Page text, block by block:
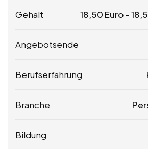
Gehalt 18,50 Euro -
Angebotsende
Berufserfahrung
Branche
Bildung